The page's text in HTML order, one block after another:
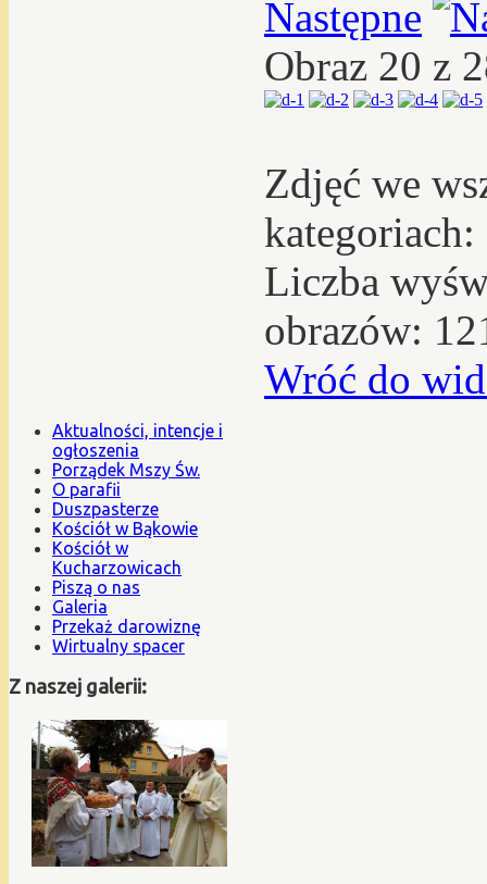
Następne
Obraz 20 z
Zdjęć we
kategoriach:
Liczba
obrazów:
Wróć do
Aktualności, intencje i
ogłoszenia
Porządek Mszy Św.
O parafii
Duszpasterze
Kościół w Bąkowie
Kościół w
Kucharzowicach
Piszą o nas
Galeria
Przekaż darowiznę
Wirtualny spacer
Z naszej galerii: